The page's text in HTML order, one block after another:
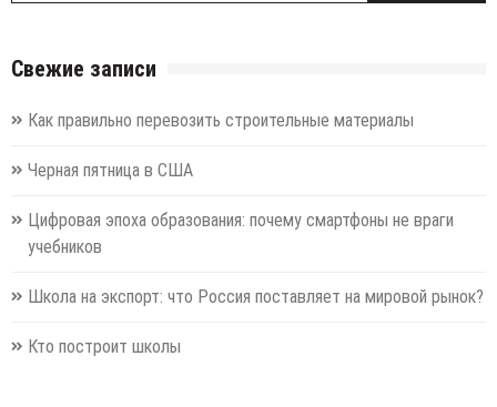
Свежие записи
Как правильно перевозить строительные материалы
Черная пятница в США
Цифровая эпоха образования: почему смартфоны не враги
учебников
Школа на экспорт: что Россия поставляет на мировой рынок?
Кто построит школы